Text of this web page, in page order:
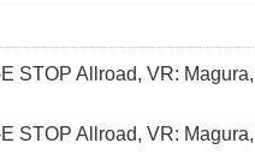
STOP Allroad, VR:
STOP Allroad, VR: